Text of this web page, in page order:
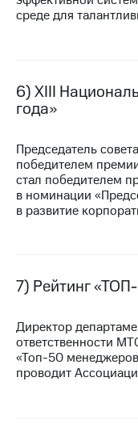
среде для
6) ХIII
года»
Председатель
победителем
стал победителем
в номинации
в развитие
7) Рейтинг
Директор
ответственности
«Топ-50
проводит